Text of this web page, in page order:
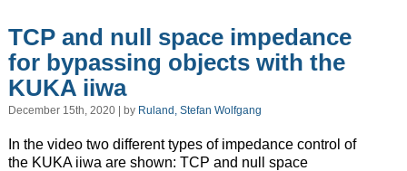
TCP and null space impedance
for bypassing objects with the
KUKA iiwa
December 15th, 2020 | by Ruland, Stefan Wolfgang
In the video two different types of impedance control of
the KUKA iiwa are shown: TCP and null space